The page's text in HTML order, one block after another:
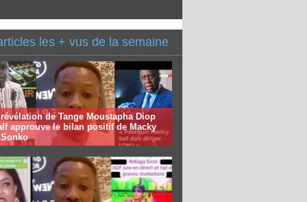
les + vus de la semaine
de Tange Moustapha Diop
approuve le bilan positif de Macky